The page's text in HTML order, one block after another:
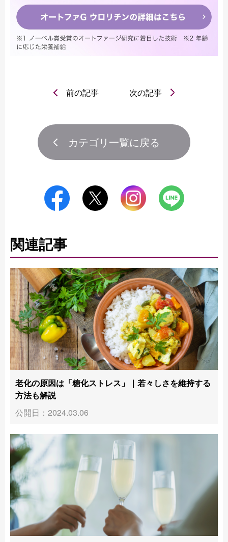
前の記事 次の記事
カテゴリ一覧に戻る
関連記事
老化の原因は「糖化ストレス」｜若々しさを維持する
方法も解説
公開日：2024.03.06